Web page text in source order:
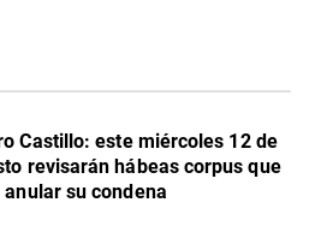
Castillo: este miércoles 12 de
revisarán hábeas corpus que
anular su condena